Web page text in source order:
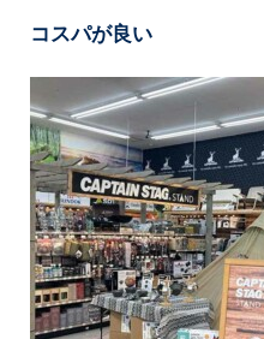
コスパが良い